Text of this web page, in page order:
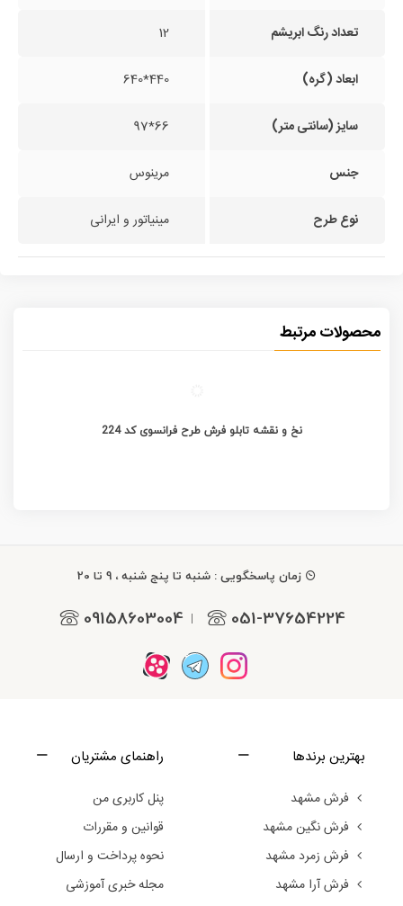
تعداد رنگ ابریشم 12
ابعاد (گره) 440*640
سایز (سانتی متر) 66*97
جنس مرینوس
نوع طرح مینیاتور و ایرانی
محصولات مرتبط
نخ و نقشه تابلو فرش طرح فرانسوی کد 224
زمان پاسخگویی : شنبه تا پنج شنبه ، 9 تا 20
051-37654224
|
09158603004
بهترین برندها
فرش مشهد
فرش نگین مشهد
فرش زمرد مشهد
فرش آرا مشهد
راهنمای مشتریان
پنل کاربری من
قوانین و مقررات
نحوه پرداخت و ارسال
مجله خبری آموزشی